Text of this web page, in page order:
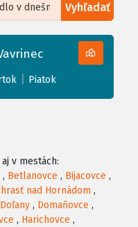
Vyhľadať
Humanitarian OpenStreetMap
Piatok
v mestách:
, Betlanovce , Bijacovce ,
nad Hornádom ,
Doľany , Domaňovce ,
, Harichovce ,